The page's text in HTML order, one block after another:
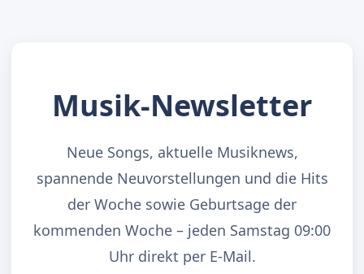
Musik-Newsletter
Neue Songs, aktuelle Musiknews,
spannende Neuvorstellungen und die Hits
der Woche sowie Geburtsage der
kommenden Woche – jeden Samstag 09:00
Uhr direkt per E-Mail.